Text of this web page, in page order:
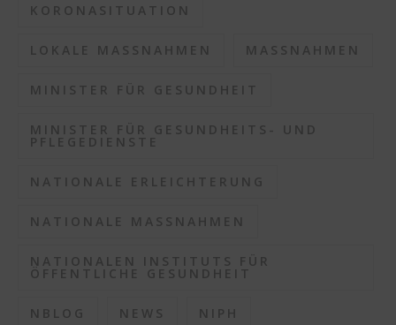
KORONASITUATION
LOKALE MASSNAHMEN MASSNAHMEN
MINISTER FÜR GESUNDHEIT
MINISTER FÜR GESUNDHEITS- UND
PFLEGEDIENSTE
NATIONALE ERLEICHTERUNG
NATIONALE MASSNAHMEN
NATIONALEN INSTITUTS FÜR
ÖFFENTLICHE GESUNDHEIT
NBLOG NEWS NIPH